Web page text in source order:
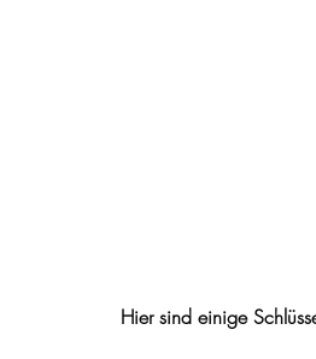
Hier sind einige